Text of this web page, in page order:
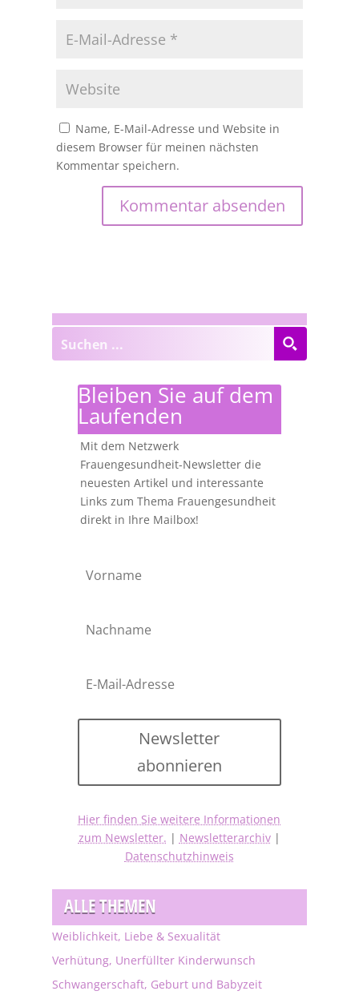
Name, E-Mail-Adresse und Website in
diesem Browser für meinen nächsten
Kommentar speichern.
Bleiben Sie auf dem
Laufenden
Mit dem Netzwerk
Frauengesundheit-Newsletter die
neuesten Artikel und interessante
Links zum Thema Frauengesundheit
direkt in Ihre Mailbox!
Newsletter
abonnieren
Hier finden Sie weitere Informationen
zum Newsletter. | Newsletterarchiv|
Datenschutzhinweis
ALLE THEMEN
Weiblichkeit, Liebe & Sexualität
Verhütung, Unerfüllter Kinderwunsch
Schwangerschaft, Geburt und Babyzeit